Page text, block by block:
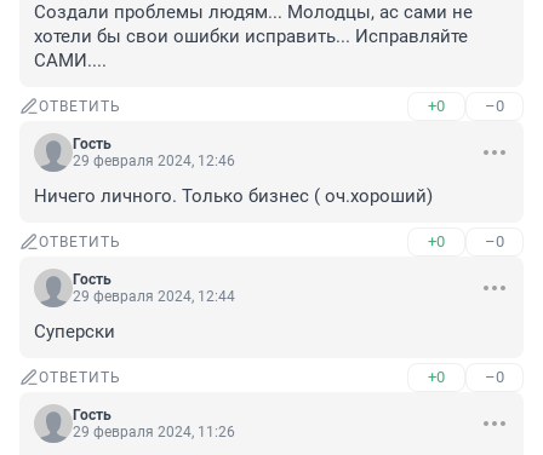
Создали проблемы людям... Молодцы, ас сами не
хотели бы свои ошибки исправить... Исправляйте
САМИ....
ОТВЕТИТЬ +0 –0
Гость
29 февраля 2024, 12:46
Ничего личного. Только бизнес ( оч.хороший)
ОТВЕТИТЬ +0 –0
Гость
29 февраля 2024, 12:44
Суперски
ОТВЕТИТЬ +0 –0
Гость
29 февраля 2024, 11:26